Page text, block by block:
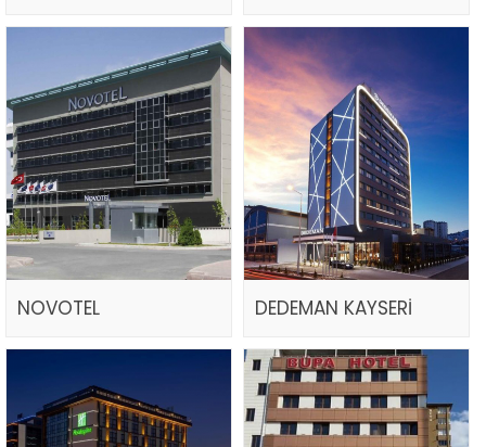
NOVOTEL DEDEMAN KAYSERİ